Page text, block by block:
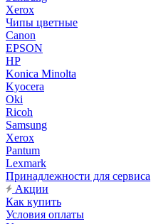
Xerox
Чипы цветные
Canon
EPSON
HP
Konica Minolta
Kyocera
Oki
Ricoh
Samsung
Xerox
Pantum
Lexmark
Принадлежности для сервиса
Акции
Как купить
Условия оплаты